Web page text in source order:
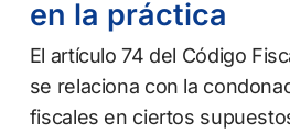
en la práctica
El artículo 74 del Código
se relaciona con la
fiscales en ciertos